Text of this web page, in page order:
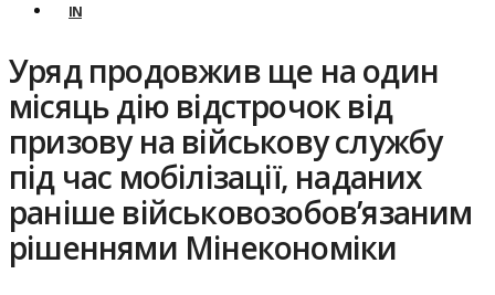
IN
Уряд продовжив ще на один
місяць дію відстрочок від
призову на військову службу
під час мобілізації, наданих
раніше військовозобов’язаним
рішеннями Мінекономіки